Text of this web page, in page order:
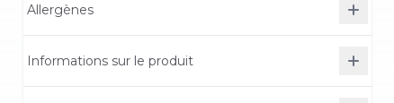
Allergènes
Informations sur le produit